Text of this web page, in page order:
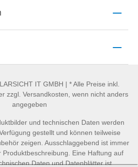
IT GMBH | * Alle Preise inkl.
zzgl. Versandkosten, wenn nicht anders
angegeben
und technischen Daten werden
gestellt und können teilweise
zeigen. Ausschlaggebend ist immer
Eine Haftung auf
Daten und Datenblätter ist